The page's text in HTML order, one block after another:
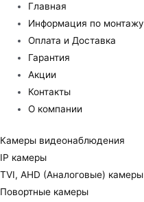
Главная
Информация по монтажу
Оплата и Доставка
Гарантия
Акции
Контакты
О компании
Камеры видеонаблюдения
IP камеры
TVI, AHD (Аналоговые) камеры
Повортные камеры